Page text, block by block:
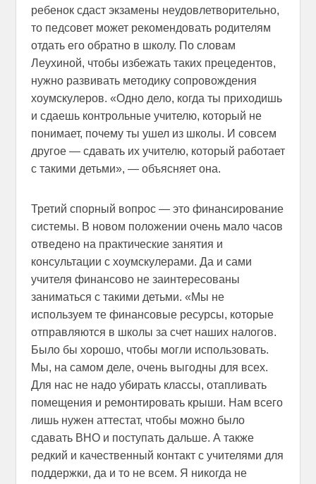
ребенок сдаст экзамены неудовлетворительно,
то педсовет может рекомендовать родителям
отдать его обратно в школу. По словам
Леухиной, чтобы избежать таких прецедентов,
нужно развивать методику сопровождения
хоумскулеров. «Одно дело, когда ты приходишь
и сдаешь контрольные учителю, который не
понимает, почему ты ушел из школы. И совсем
другое — сдавать их учителю, который работает
с такими детьми», — объясняет она.
Третий спорный вопрос — это финансирование
системы. В новом положении очень мало часов
отведено на практические занятия и
консультации с хоумскулерами. Да и сами
учителя финансово не заинтересованы
заниматься с такими детьми. «Мы не
используем те финансовые ресурсы, которые
отправляются в школы за счет наших налогов.
Было бы хорошо, чтобы могли использовать.
Мы, на самом деле, очень выгодны для всех.
Для нас не надо убирать классы, отапливать
помещения и ремонтировать крыши. Нам всего
лишь нужен аттестат, чтобы можно было
сдавать ВНО и поступать дальше. А также
редкий и качественный контакт с учителями для
поддержки, да и то не всем. Я никогда не